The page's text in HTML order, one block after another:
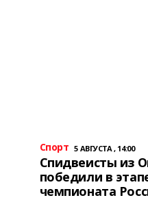
Спорт 5 АВГУСТА , 14:00
Спидвеисты из
победили в
чемпионата